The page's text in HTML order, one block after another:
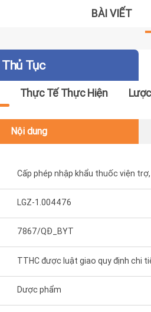
BÀI VIẾT
Thủ Tục
Thực Tế Thực Hiện
Nội dung
Cấp phép nhập khẩu thuốc viện
LGZ-1.004476
7867/QĐ_BYT
TTHC được luật giao quy định chi
Dược phẩm